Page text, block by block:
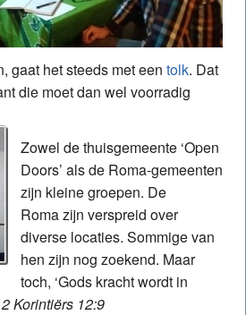
gaat het steeds met een tolk. Dat
die moet dan wel voorradig
Zowel de thuisgemeente ‘Open
Doors’ als de Roma-gemeenten
zijn kleine groepen. De
Roma zijn verspreid over
diverse locaties. Sommige van
hen zijn nog zoekend. Maar
toch, ‘Gods kracht wordt in
2 Korintiërs 12:9